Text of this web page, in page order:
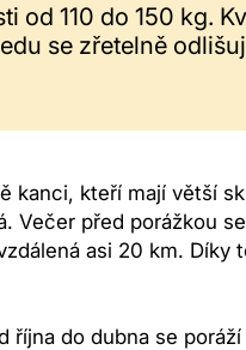
od 110 do 150 kg.
se zřetelně
kanci, kteří mají větší
Večer před porážkou
asi 20 km. Díky
října do dubna se